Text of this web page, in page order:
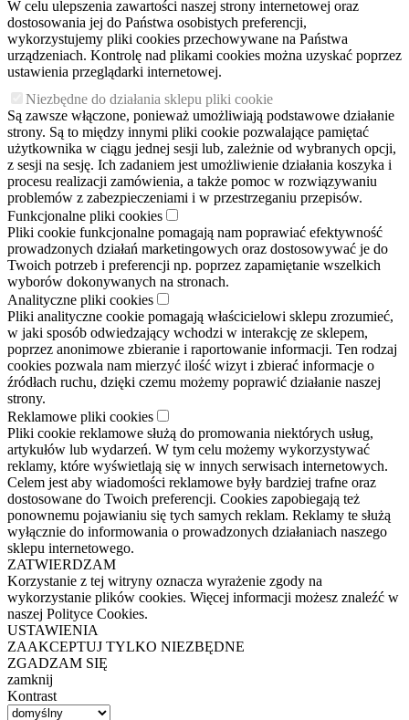
W celu ulepszenia zawartości naszej strony internetowej oraz
dostosowania jej do Państwa osobistych preferencji,
wykorzystujemy pliki cookies przechowywane na Państwa
urządzeniach. Kontrolę nad plikami cookies można uzyskać poprzez
ustawienia przeglądarki internetowej.
Niezbędne do działania sklepu pliki cookie
Są zawsze włączone, ponieważ umożliwiają podstawowe działanie
strony. Są to między innymi pliki cookie pozwalające pamiętać
użytkownika w ciągu jednej sesji lub, zależnie od wybranych opcji,
z sesji na sesję. Ich zadaniem jest umożliwienie działania koszyka i
procesu realizacji zamówienia, a także pomoc w rozwiązywaniu
problemów z zabezpieczeniami i w przestrzeganiu przepisów.
Funkcjonalne pliki cookies
Pliki cookie funkcjonalne pomagają nam poprawiać efektywność
prowadzonych działań marketingowych oraz dostosowywać je do
Twoich potrzeb i preferencji np. poprzez zapamiętanie wszelkich
wyborów dokonywanych na stronach.
Analityczne pliki cookies
Pliki analityczne cookie pomagają właścicielowi sklepu zrozumieć,
w jaki sposób odwiedzający wchodzi w interakcję ze sklepem,
poprzez anonimowe zbieranie i raportowanie informacji. Ten rodzaj
cookies pozwala nam mierzyć ilość wizyt i zbierać informacje o
źródłach ruchu, dzięki czemu możemy poprawić działanie naszej
strony.
Reklamowe pliki cookies
Pliki cookie reklamowe służą do promowania niektórych usług,
artykułów lub wydarzeń. W tym celu możemy wykorzystywać
reklamy, które wyświetlają się w innych serwisach internetowych.
Celem jest aby wiadomości reklamowe były bardziej trafne oraz
dostosowane do Twoich preferencji. Cookies zapobiegają też
ponownemu pojawianiu się tych samych reklam. Reklamy te służą
wyłącznie do informowania o prowadzonych działaniach naszego
sklepu internetowego.
ZATWIERDZAM
Korzystanie z tej witryny oznacza wyrażenie zgody na
wykorzystanie plików cookies. Więcej informacji możesz znaleźć w
naszej Polityce Cookies.
USTAWIENIA
ZAAKCEPTUJ TYLKO NIEZBĘDNE
ZGADZAM SIĘ
zamknij
Kontrast